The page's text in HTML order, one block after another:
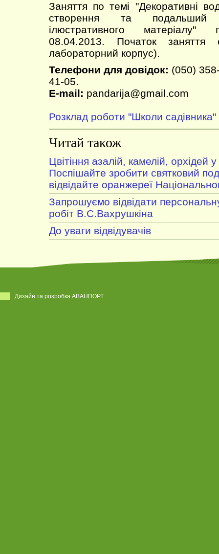
Заняття по темі "Декоративні
створення та подальший
ілюстративного матеріалу"
08.04.2013. Початок
лабораторний корпус).
Телефони для довідок: (050)
41-05.
E-mail: pandarija@gmail.com
Розклад роботи "Школи садівника"
Читай також
Цвітіння азалій, камелій, орхідей
Поспішайте зробити святковий
відвідайте оранжереї
Запрошуємо відвідати
робіт В.С.Вахрушкіна
До уваги відвідувачів
Дизайн та розробка АВАНПОРТ